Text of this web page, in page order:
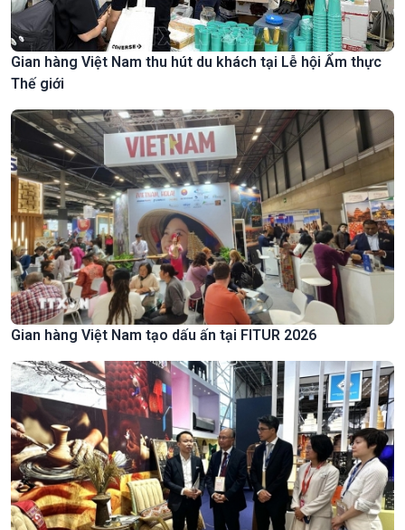
Gian hàng Việt Nam thu hút du khách tại Lễ hội Ẩm thực
Thế giới
Gian hàng Việt Nam tạo dấu ấn tại FITUR 2026